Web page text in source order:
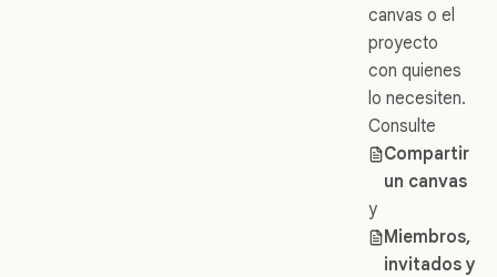
canvas o el
proyecto
con quienes
lo necesiten.
Consulte
Compartir
un canvas
y
Miembros,
invitados y